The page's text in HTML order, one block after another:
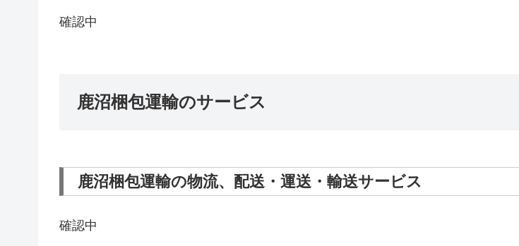
確認中
鹿沼梱包運輸のサービス
鹿沼梱包運輸の物流、配送・運送・輸送サービス
確認中